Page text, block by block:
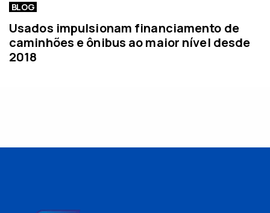
BLOG
Usados impulsionam financiamento de
caminhões e ônibus ao maior nível desde
2018